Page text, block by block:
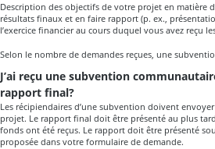
Description des objectifs de votre projet en matière
résultats finaux et en faire rapport (p. ex.,
l’exercice financier au cours duquel vous avez reçu
Selon le nombre de demandes reçues, une
J’ai reçu une subvention
rapport final?
Les récipiendaires d’une subvention doivent
projet. Le rapport final doit être présenté au plus
fonds ont été reçus. Le rapport doit être présenté
proposée dans votre formulaire de demande.